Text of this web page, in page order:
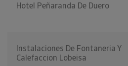
Hotel Peñaranda De Duero
Instalaciones De Fontaneria Y
Calefaccion Lobeisa